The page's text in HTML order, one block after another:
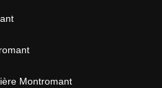
Montromant